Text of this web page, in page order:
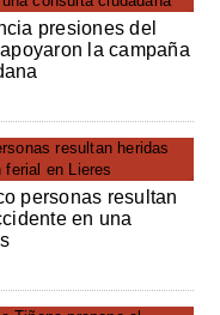
presiones del
la campaña
personas resultan
en una